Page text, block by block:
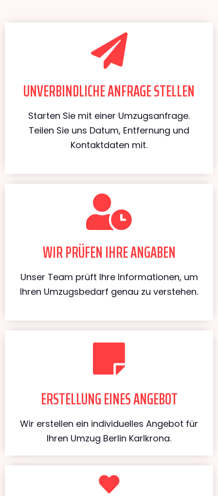
UNVERBINDLICHE ANFRAGE STELLEN
Starten Sie mit einer Umzugsanfrage.
Teilen Sie uns Datum, Entfernung und
Kontaktdaten mit.
WIR PRÜFEN IHRE ANGABEN
Unser Team prüft Ihre Informationen, um
Ihren Umzugsbedarf genau zu verstehen.
ERSTELLUNG EINES ANGEBOT
Wir erstellen ein individuelles Angebot für
Ihren Umzug Berlin Karlkrona.